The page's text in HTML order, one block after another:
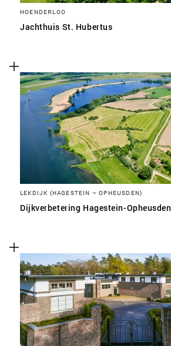
HOENDERLOO
Jachthuis St. Hubertus
LEKDIJK (HAGESTEIN – OPHEUSDEN)
Dijkverbetering Hagestein-Opheusden